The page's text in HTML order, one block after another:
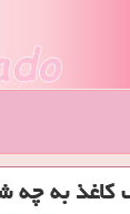
كاغذ به